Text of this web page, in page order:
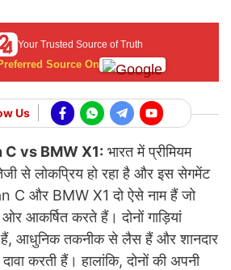
Your Trusted Source of Truth
Source On
Us
vs BMW X1: भारत में प्रीमियम
से लोकप्रिय हो रहा है और इस सेगमेंट
और BMW X1 दो ऐसे नाम हैं जो
आकर्षित करते हैं। दोनों गाड़ियां
हैं, आधुनिक तकनीक से लैस हैं और शानदार
करती हैं। हालांकि, दोनों की अपनी